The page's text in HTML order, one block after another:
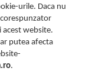
urile. Daca nu
website.
putea afecta
.